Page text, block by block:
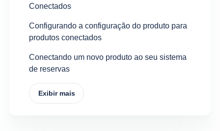
Conectados
Configurando a configuração do produto para
produtos conectados
Conectando um novo produto ao seu sistema
de reservas
Exibir mais